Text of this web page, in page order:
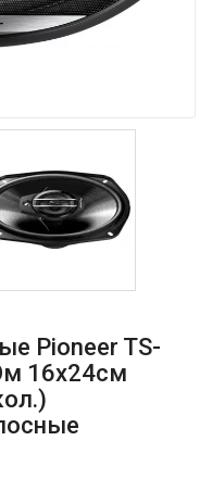
Pioneer TS-
16x24см